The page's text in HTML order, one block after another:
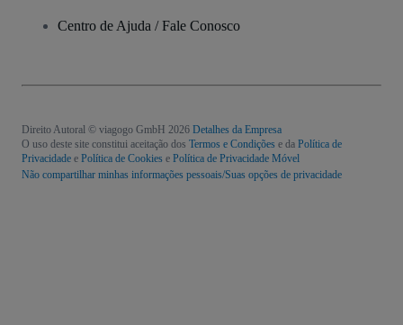
Centro de Ajuda / Fale Conosco
Direito Autoral © viagogo GmbH 2026 Detalhes da Empresa
O uso deste site constitui aceitação dos Termos e Condições e da Política de
Privacidade e Política de Cookies e Política de Privacidade Móvel
Não compartilhar minhas informações pessoais/Suas opções de privacidade